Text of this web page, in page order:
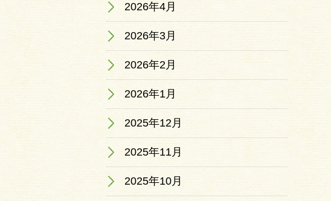
2026年4月
2026年3月
2026年2月
2026年1月
2025年12月
2025年11月
2025年10月